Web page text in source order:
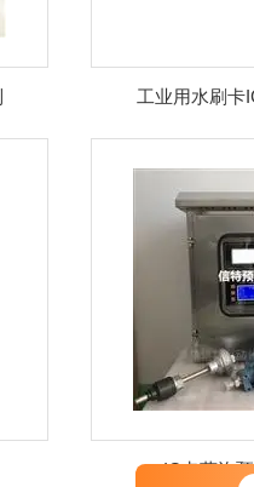
工业用水刷卡
IC卡蒸汽